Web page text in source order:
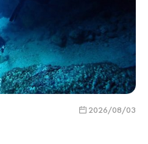
2026/08/03